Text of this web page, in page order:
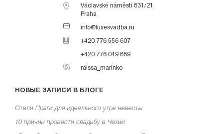
Václavské náměstí 831/21,
Praha
info@luxesvadba.ru
+420 776 556 607
+420 776 049 889
raissa_marinko
НОВЫЕ ЗАПИСИ В БЛОГЕ
Отели Праги для идеального утра невесты
10 причин провести свадьбу в Чехии